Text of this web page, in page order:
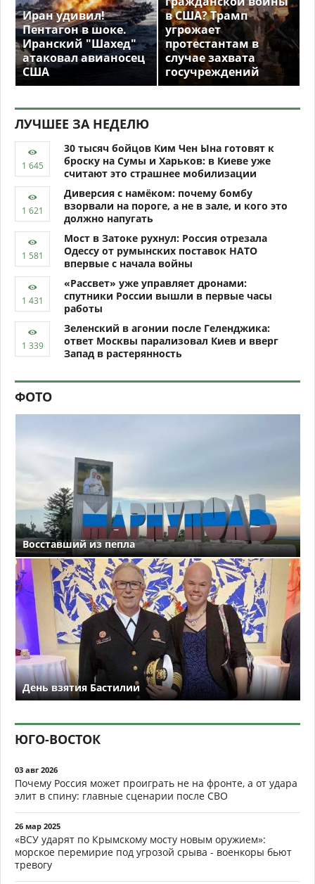
Иран удивил!
Пентагон в шоке.
Иранский "Шахед"
атаковал авианосец
США
в США? Трамп
угрожает
протестантам в
случае захвата
госучреждений
ЛУЧШЕЕ ЗА НЕДЕЛЮ
30 тысяч бойцов Ким Чен Ына готовят к
броску на Сумы и Харьков: в Киеве уже
считают это страшнее мобилизации
Диверсия с намёком: почему бомбу
взорвали на пороге, а не в зале, и кого это
должно напугать
Мост в Затоке рухнул: Россия отрезала
Одессу от румынских поставок НАТО
впервые с начала войны
«Рассвет» уже управляет дронами:
спутники России вышли в первые часы
работы
Зеленский в агонии после Геленджика:
ответ Москвы парализовал Киев и вверг
Запад в растерянность
ФОТО
Восставший из пепла
День взятия Бастилии
ЮГО-ВОСТОК
03 авг 2026
Почему Россия может проиграть не на фронте, а от удара
элит в спину: главные сценарии после СВО
26 мар 2025
«ВСУ ударят по Крымскому мосту новым оружием»:
морское перемирие под угрозой срыва - военкоры бьют
тревогу